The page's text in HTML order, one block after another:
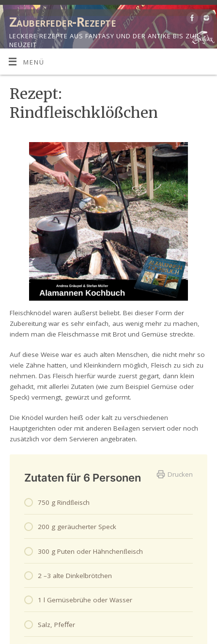
Zauberfeder-Rezepte
LECKERE REZEPTE AUS FANTASY UND DER ANTIKE BIS ZUR
NEUZEIT
MENÜ
Rezept:
Rindfleischklößchen
Fleischknödel waren äußerst beliebt. Bei dieser Form der
Zubereitung war es sehr einfach, aus wenig mehr zu machen,
indem man die Fleischmasse mit Brot und Gemüse streckte.
Auf diese Weise war es auch alten Menschen, die nicht mehr so
viele Zähne hatten, und Kleinkindern möglich, Fleisch zu sich zu
nehmen. Das Fleisch hierfür wurde zuerst gegart, dann klein
gehackt, mit allerlei Zutaten (wie zum Beispiel Gemüse oder
Speck) vermengt, gewürzt und geformt.
Die Knödel wurden heiß oder kalt zu verschiedenen
Hauptgerichten oder mit anderen Beilagen serviert oder noch
zusätzlich vor dem Servieren angebraten.
Drucken
Zutaten für 6 Personen
750 g Rindﬂeisch
200 g geräucherter Speck
300 g Puten oder Hähnchenﬂeisch
2 –3 alte Dinkelbrötchen
1 l Gemüsebrühe oder Wasser
Salz, Pfeﬀer